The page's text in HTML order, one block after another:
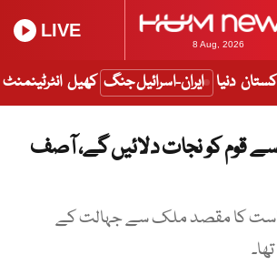
8 Aug, 2026
LIVE
دنیا ایران-اسرائیل جنگ کھیل انٹرٹینمنٹ
قوم کو نجات دلائیں گے، آصف
کا مقصد ملک سے جہالت کے